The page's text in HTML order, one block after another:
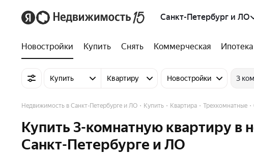
Санкт-Петербург и ЛО
Новостройки Купить Снять Коммерческая Ипотека
Купить Квартиру Новостройки 3
Недвижимость в Санкт-Петербурге и ЛО Купить Квартира Трехкомнатные
Купить 3-комнатную квартиру в
Санкт-Петербурге и ЛО